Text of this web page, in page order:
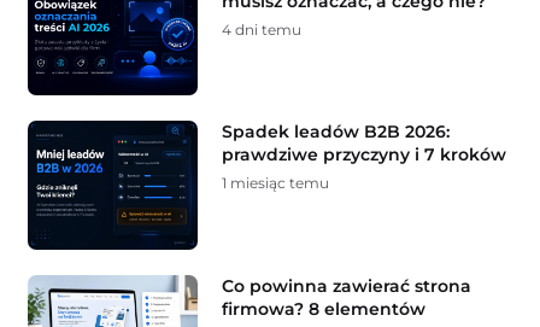
4 dni temu
Spadek leadów B2B 2026:
prawdziwe przyczyny i 7 kroków
1 miesiąc temu
Co powinna zawierać strona
firmowa? 8 elementów